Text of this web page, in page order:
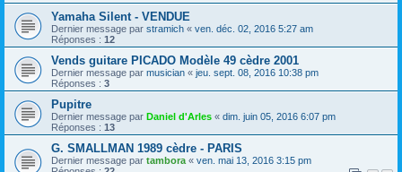
Yamaha Silent - VENDUE
Dernier message par stramich « ven. déc. 02, 2016 5:27 am
Réponses : 12
Vends guitare PICADO Modèle 49 cèdre 2001
Dernier message par musician « jeu. sept. 08, 2016 10:38 pm
Réponses : 3
Pupitre
Dernier message par Daniel d'Arles « dim. juin 05, 2016 6:07 pm
Réponses : 13
G. SMALLMAN 1989 cèdre - PARIS
Dernier message par tambora « ven. mai 13, 2016 3:15 pm